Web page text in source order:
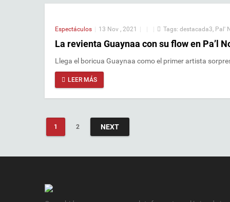
Espectáculos 13 Nov , 2021 Tags: destacada3, Pal'
La revienta Guaynaa con su flow en Pa’l
Llega el boricua Guaynaa como el primer artista
LEER MÁS
1 2 NEXT